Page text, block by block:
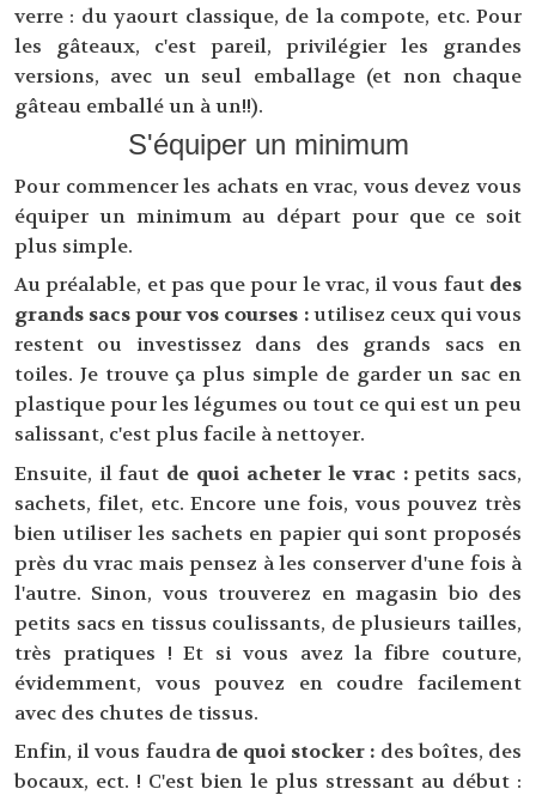
verre : du yaourt classique, de la compote, etc. Pour
les gâteaux, c'est pareil, privilégier les grandes
versions, avec un seul emballage (et non chaque
gâteau emballé un à un!!).
S'équiper un minimum
Pour commencer les achats en vrac, vous devez vous
équiper un minimum au départ pour que ce soit
plus simple.
Au préalable, et pas que pour le vrac, il vous faut des
grands sacs pour vos courses :utilisez ceux qui vous
restent ou investissez dans des grands sacs en
toiles. Je trouve ça plus simple de garder un sac en
plastique pour les légumes ou tout ce qui est un peu
salissant, c'est plus facile à nettoyer.
Ensuite, il faut de quoi acheter le vrac :petits sacs,
sachets, filet, etc. Encore une fois, vous pouvez très
bien utiliser les sachets en papier qui sont proposés
près du vrac mais pensez à les conserver d'une fois à
l'autre. Sinon, vous trouverez en magasin bio des
petits sacs en tissus coulissants, de plusieurs tailles,
très pratiques ! Et si vous avez la fibre couture,
évidemment, vous pouvez en coudre facilement
avec des chutes de tissus.
Enfin, il vous faudra de quoi stocker : des boîtes, des
bocaux, ect. ! C'est bien le plus stressant au début :